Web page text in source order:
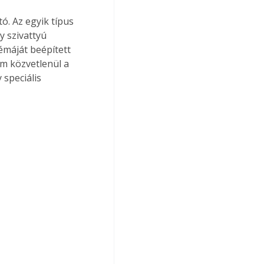
Az egyik típus
szivattyú
beépített
közvetlenül a